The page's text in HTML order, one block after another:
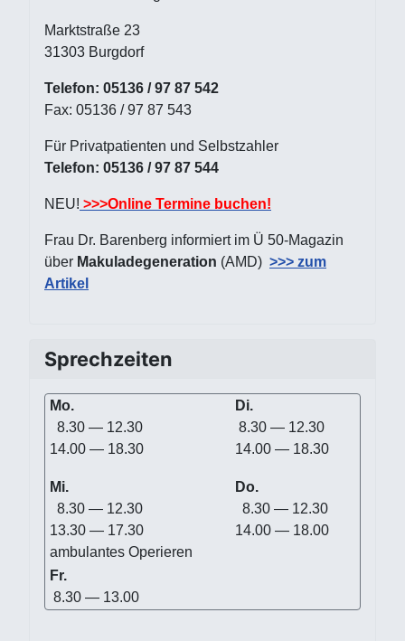
Marktstraße 23
31303 Burgdorf
Telefon: 05136 / 97 87 542
Fax: 05136 / 97 87 543
Für Privatpatienten und Selbstzahler
Telefon: 05136 / 97 87 544
NEU! >>>Online Termine buchen!
Frau Dr. Barenberg informiert im Ü 50-Magazin
über Makuladegeneration (AMD) >>> zum
Artikel
Sprechzeiten
Mo.
8.30 — 12.30
14.00 — 18.30
Di.
8.30 — 12.30
14.00 — 18.30
Mi.
8.30 — 12.30
13.30 — 17.30
ambulantes Operieren
Do.
8.30 — 12.30
14.00 — 18.00
Fr.
8.30 — 13.00